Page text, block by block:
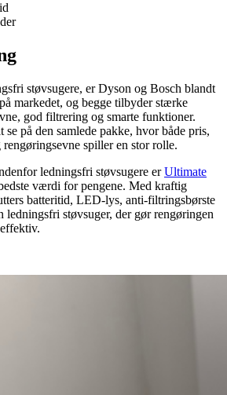
støvsugere, er Dyson og Bosch blandt
markedet, og begge tilbyder stærke
god filtrering og smarte funktioner.
på den samlede pakke, hvor både pris,
spiller en stor rolle.
ledningsfri støvsugere erUltimate
værdi for pengene. Med kraftig
batteritid, LED-lys, anti-filtringsbørste
støvsuger, der gør rengøringen